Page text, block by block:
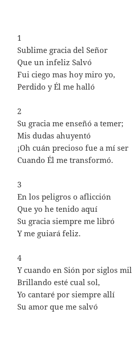
1
Sublime gracia del Señor
Que un infeliz Salvó
Fui ciego mas hoy miro yo,
Perdido y Él me halló
2
Su gracia me enseñó a temer;
Mis dudas ahuyentó
¡Oh cuán precioso fue a mí ser
Cuando Él me transformó.
3
En los peligros o aflicción
Que yo he tenido aquí
Su gracia siempre me libró
Y me guiará feliz.
4
Y cuando en Sión por siglos mil
Brillando esté cual sol,
Yo cantaré por siempre allí
Su amor que me salvó